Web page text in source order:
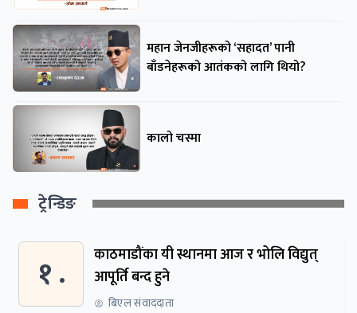
महान जेनजीहरूको ‘सहादत’ पानी
बाँडनेहरूको आतंकको लागि थियो?
कालो चस्मा
ट्रेन्डिङ
१ .
काठमाडौंका यी स्थानमा आज र भोलि विद्युत्
आपूर्ति बन्द हुने
बिएल संवाददाता